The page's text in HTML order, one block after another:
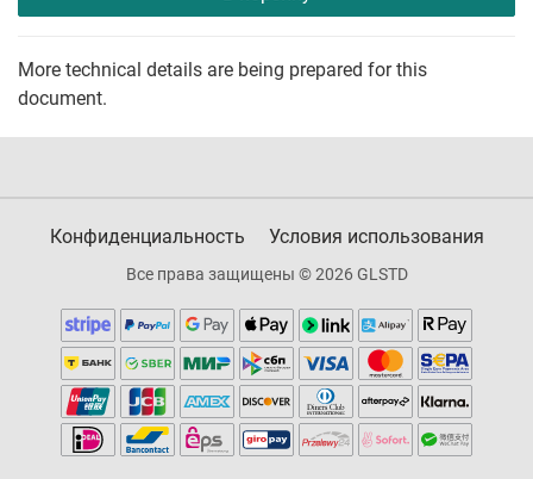
More technical details are being prepared for this
document.
Конфиденциальность Условия использования
Все права защищены © 2026 GLSTD